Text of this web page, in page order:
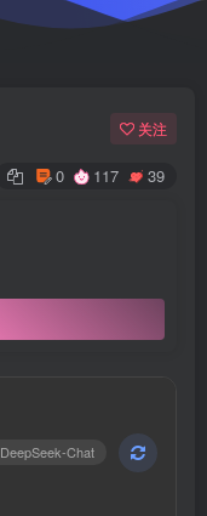
关注
0 117 39
DeepSeek-Chat